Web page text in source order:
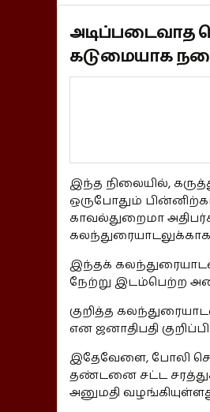
அடிப்படைவாத
கடுமையாக
இந்த நிலையில்,
ஒருபோதும்
காவல்துறைமா
இந்தக்
நேற்று இடம்பெற்ற
குறித்த
என ஜனாதிபதி
இதேவேளை, போலி
தண்டனை சட்ட
அனுமதி